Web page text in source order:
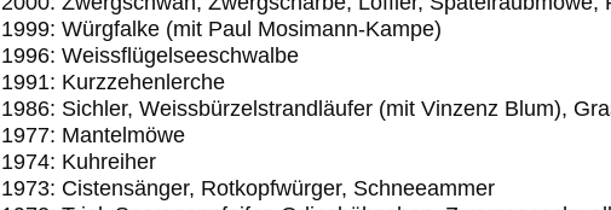
1999: Würgfalke (mit Paul Mosimann-Kampe)
1996: Weissflügelseeschwalbe
1991: Kurzzehenlerche
1986: Sichler, Weissbürzelstrandläufer (mit Vinzenz Blum),
1977: Mantelmöwe
1974: Kuhreiher
1973: Cistensänger, Rotkopfwürger, Schneeammer